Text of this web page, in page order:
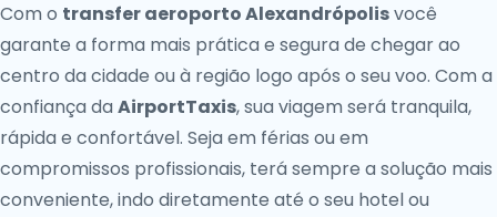
Com o transfer aeroporto Alexandrópolisvocê
garante a forma mais prática e segura de chegar ao
centro da cidade ou à região logo após o seu voo. Com a
confiança da AirportTaxis, sua viagem será tranquila,
rápida e confortável. Seja em férias ou em
compromissos profissionais, terá sempre a solução mais
conveniente, indo diretamente até o seu hotel ou